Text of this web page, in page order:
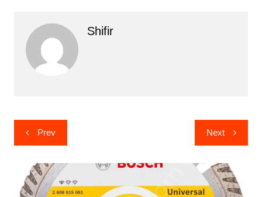
Shifir
Yazı
gezinmesi
Prev Next